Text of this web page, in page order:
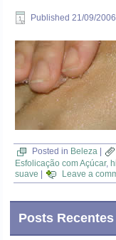
Published 21/09/2006
Posted in Beleza |
Esfolicação com Açúcar,
suave | Leave a
Posts Recentes